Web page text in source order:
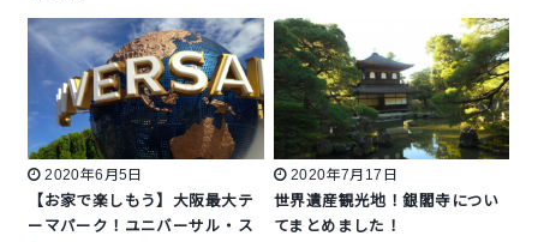
2020年6月5日
【お家で楽しもう】大阪最大テ
ーマパーク！ユニバーサル・ス
2020年7月17日
世界遺産観光地！銀閣寺につい
てまとめました！